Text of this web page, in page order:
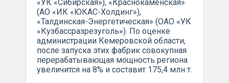
«УК «Сибирская»), «Краснокаменская»
(АО «ИК «ЮКАС-Холдинг»),
«Талдинская-Энергетическая» (ОАО «УК
«Кузбассразрезуголь»). По оценке
администрации Кемеровской области,
после запуска этих фабрик совокупная
перерабатывающая мощность региона
увеличится на 8% и составит 175,4 млн т.